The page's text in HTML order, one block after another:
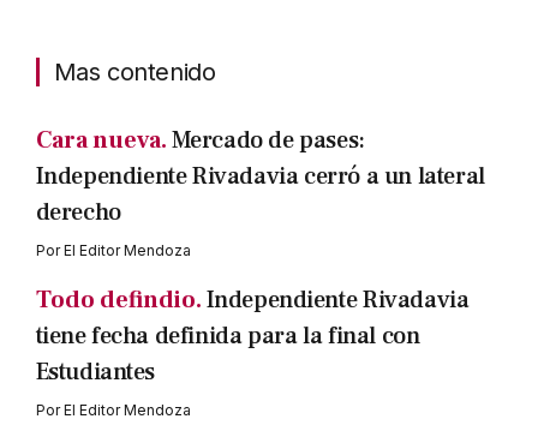
Mas contenido
Cara nueva.Mercado de pases:
Independiente Rivadavia cerró a un lateral
derecho
PorEl Editor Mendoza
Todo defindio.Independiente Rivadavia
tiene fecha definida para la final con
Estudiantes
PorEl Editor Mendoza